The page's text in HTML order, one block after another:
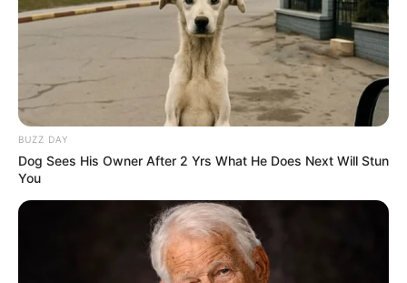
BUZZ DAY
Dog Sees His Owner After 2 Yrs What He Does Next Will Stun
You